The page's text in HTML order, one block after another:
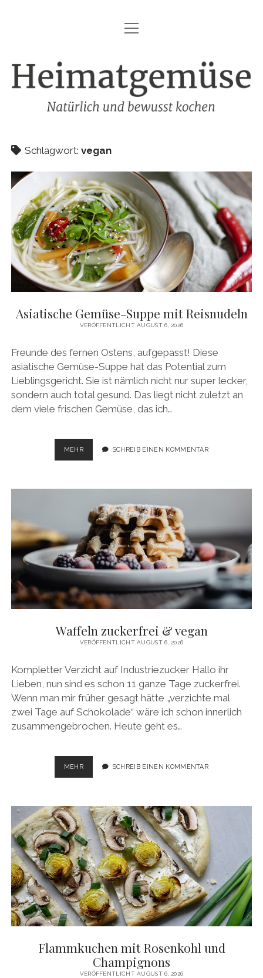
HEIMATGEMÜSE
DAS KOCHBUCH
FOODFOTOGRAFIE
REZEPTE
IMPRESSUM
DATENSCHUTZ
facebook
pinterestinstagramamazon
E-
Mail
Menü
öffnen
Heimatgemüse
Schlagwort: vegan
Asiatische Gemüse-Suppe mit Reisnudeln
VERÖFFENTLICHT AUGUST 6, 2026
Freunde des fernen Ostens, aufgepasst! Diese
asiatische Gemüse-Suppe hat das Potential zum
Lieblingsgericht. Sie ist nämlich nicht nur super lecker,
sondern auch total gesund. Das liegt nicht zuletzt an
dem viele frischen Gemüse, das ich…
MEHRASIATISCHE
GEMÜSE-
SCHREIB EINEN KOMMENTAR
Waffeln zuckerfrei & vegan
VERÖFFENTLICHT AUGUST 6, 2026
Kompletter Verzicht auf Industriezucker Hallo ihr
Lieben, nun sind es schon 11 ganze Tage zuckerfrei.
Wenn man mir früher gesagt hätte „verzichte mal
zwei Tage auf Schokolade“ wäre ich schon innerlich
zusammengebrochen. Heute geht es…
MEHRWAFFELN
ZUCKERFREI
SCHREIB EINEN KOMMENTAR
Flammkuchen mit Rosenkohl und
Champignons
VERÖFFENTLICHT AUGUST 6, 2026